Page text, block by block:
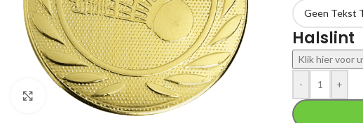
Klik om te vergroten
Halslint
Klik hier voor
- +